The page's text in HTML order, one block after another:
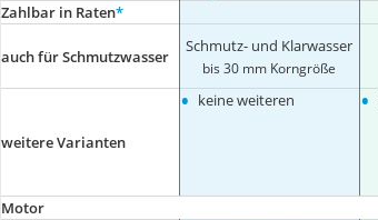
Zahlbar in Raten*
auch für Schmutzwasser
Schmutz- und Klarwasser
bis 30 mm Korngröße
weitere Varianten
• keine weiteren •
Motor